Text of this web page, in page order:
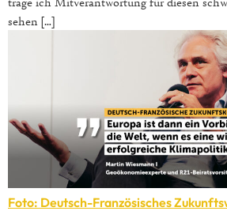
sehen […]
Foto: Deutsch-Französisches